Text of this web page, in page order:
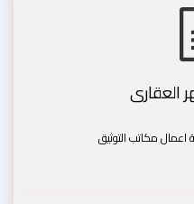
العقارى
اعمال مكاتب التوثيق